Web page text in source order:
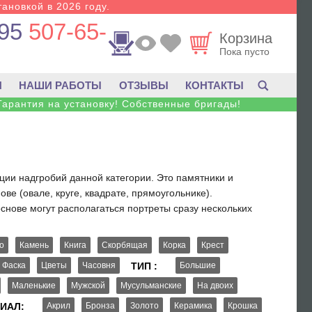
в 2026 году.
507-65- Корзина
Пока пусто
НАШИ РАБОТЫ ОТЗЫВЫ КОНТАКТЫ
на установку! Собственные бригады!
надгробий данной категории. Это памятники и
(овале, круге, квадрате, прямоугольнике).
могут располагаться портреты сразу нескольких
Камень Книга Скорбящая Корка Крест
Фаска Цветы Часовня ТИП : Большие
Маленькие Мужской Мусульманские На двоих
Акрил Бронза Золото Керамика Крошка